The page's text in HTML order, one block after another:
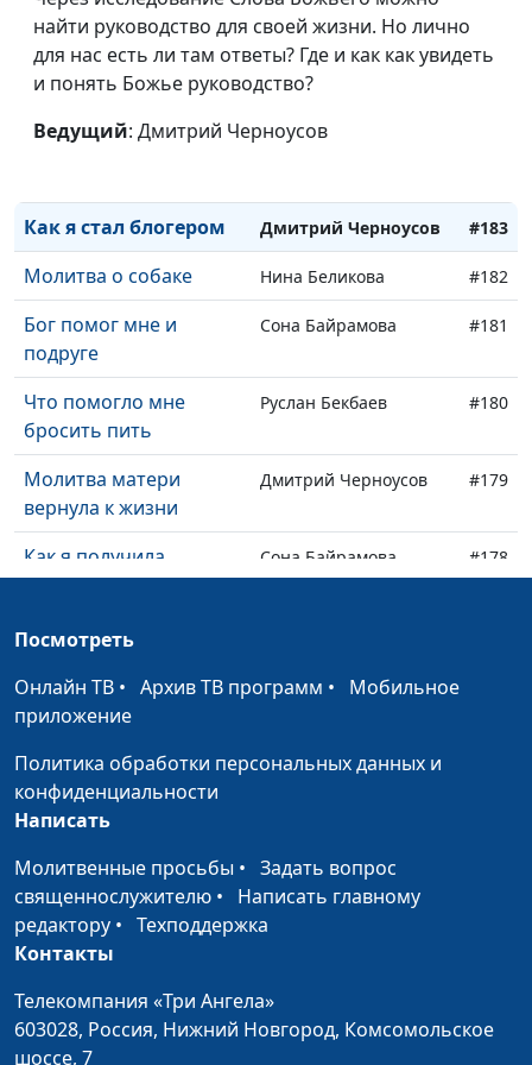
найти руководство для своей жизни. Но лично
для нас есть ли там ответы? Где и как как увидеть
и понять Божье руководство?
Ведущий: Дмитрий Черноусов
Как студентам помогал
Бог
Сергей Парфенов
Моя дочка помогла
мне лучше понять
Сергей Парфенов
Как я стал блогером Дмитрий Черноусов #183
Молитва о собаке Нина Беликова #182
Бог помог мне и
подруге
Сона Байрамова #181
Что помогло мне
бросить пить
Руслан Бекбаев #180
Молитва матери
вернула к жизни
Дмитрий Черноусов #179
Как я получила
желаемое
Сона Байрамова #178
Как я пережила смерть
Что я понял после
Осталась жива и
задумалась о Боге
Как Бог вернул мне
видеокамеру
Олег Кучуривский
Дедушка поверил в
Где я взял деньги на
лечение жены
Андрей Шипицин #172
Посмотреть
Онлайн ТВ • Архив ТВ программ • Мобильное
приложение
Политика обработки персональных данных и
конфиденциальности
Написать
Молитвенные просьбы • Задать вопрос
священнослужителю • Написать главному
редактору • Техподдержка
Контакты
Телекомпания «Три Ангела»
603028, Россия, Нижний Новгород, Комсомольское
шоссе, 7